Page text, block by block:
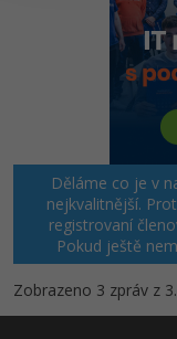
Windows
Fórum
Fórum
Děláme co je v
nejkvalitnější.
registrovaní
Pokud ještě
Zobrazeno 3 zpráv z 3.